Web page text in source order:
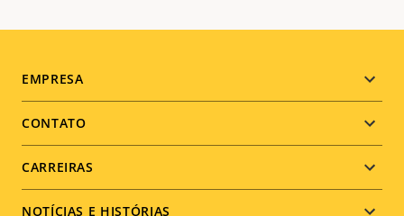
Footer
menu
EMPRESA
CONTATO
CARREIRAS
NOTÍCIAS E HISTÓRIAS